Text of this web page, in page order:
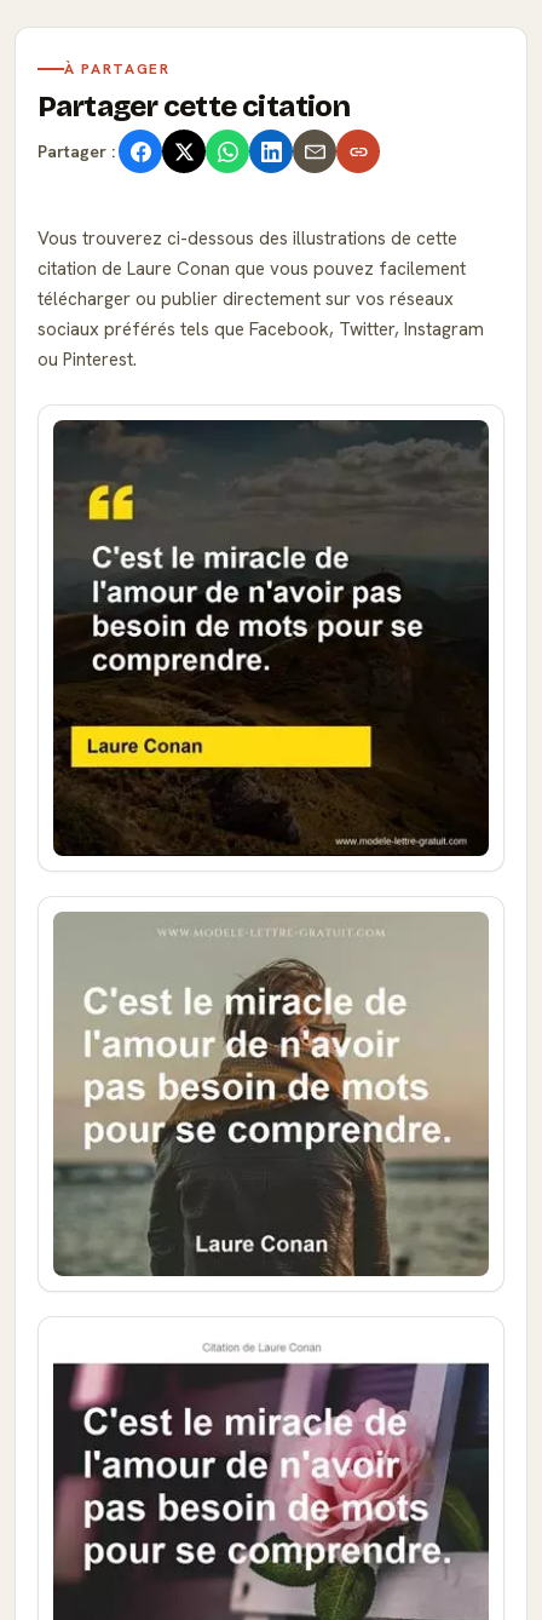
À PARTAGER
Partager cette citation
Partager :
Vous trouverez ci-dessous des illustrations de cette
citation de Laure Conan que vous pouvez facilement
télécharger ou publier directement sur vos réseaux
sociaux préférés tels que Facebook, Twitter, Instagram
ou Pinterest.